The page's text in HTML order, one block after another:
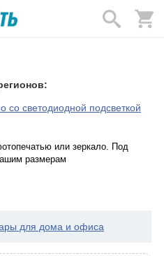
со светодиодной подсветкой
или зеркало. Под
размерам
для дома и офиса